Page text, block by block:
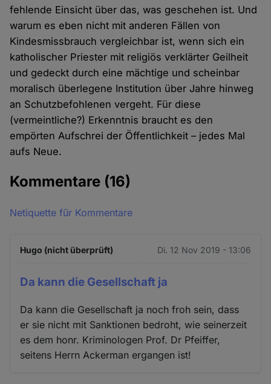
fehlende Einsicht über das, was geschehen ist. Und
warum es eben nicht mit anderen Fällen von
Kindesmissbrauch vergleichbar ist, wenn sich ein
katholischer Priester mit religiös verklärter Geilheit
und gedeckt durch eine mächtige und scheinbar
moralisch überlegene Institution über Jahre hinweg
an Schutzbefohlenen vergeht. Für diese
(vermeintliche?) Erkenntnis braucht es den
empörten Aufschrei der Öffentlichkeit – jedes Mal
aufs Neue.
Kommentare (16)
Netiquette für Kommentare
Hugo (nicht überprüft) Di. 12 Nov 2019 - 13:06
Da kann die Gesellschaft ja
Da kann die Gesellschaft ja noch froh sein, dass
er sie nicht mit Sanktionen bedroht, wie seinerzeit
es dem honr. Kriminologen Prof. Dr Pfeiffer,
seitens Herrn Ackerman ergangen ist!